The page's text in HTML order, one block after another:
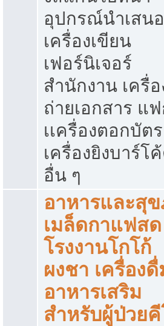
อุปกรณ์นำเสน
เครื่องเขียน
เฟอร์นิเจอร์
สำนักงาน เครื่อ
ถ่ายเอกสาร แ
เเครื่องตอกบัตร
เครื่องยิงบาร์โ
อื่น ๆ
อาหารและสุ
เมล็ดกาแฟสด
โรงงานโกโก้
ผงชา เครื่อง
อาหารเสริม
สำหรับผู้ป่วย